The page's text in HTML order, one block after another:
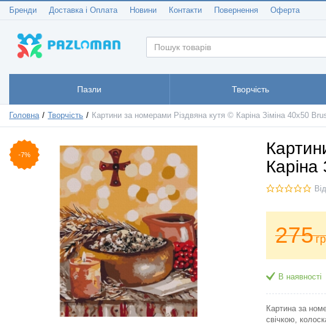
Бренди Доставка і Оплата Новини Контакти Повернення Оферта
Пазли Творчість
Головна Творчість Картини за номерами Різдвяна кутя © Каріна Зіміна 40x50
-7%
275
В наявності
Картина за
свічкою,